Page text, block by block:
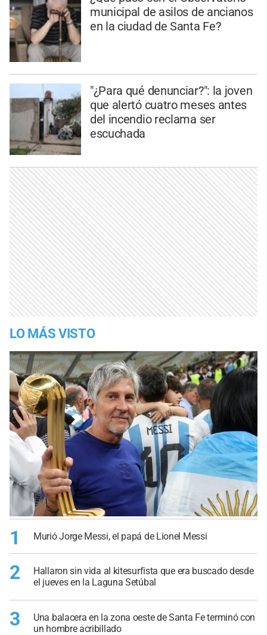
municipal de asilos de ancianos
en la ciudad de Santa Fe?
"¿Para qué denunciar?": la joven
que alertó cuatro meses antes
del incendio reclama ser
escuchada
LO MÁS VISTO
1 Murió Jorge Messi, el papá de Lionel Messi
2
Hallaron sin vida al kitesurfista que era buscado desde
el jueves en la Laguna Setúbal
3
Una balacera en la zona oeste de Santa Fe terminó con
un hombre acribillado